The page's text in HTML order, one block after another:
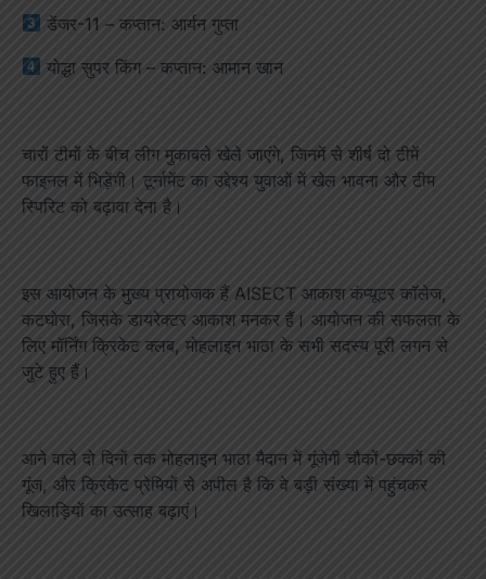
डेंजर-11 – कप्तान: आर्यन गुप्ता
योद्धा सुपर किंग – कप्तान: आमान खान
चारों टीमों के बीच लीग मुकाबले खेले जाएंगे, जिनमें से शीर्ष दो टीमें
फाइनल में भिड़ेंगी। टूर्नामेंट का उद्देश्य युवाओं में खेल भावना और टीम
स्पिरिट को बढ़ावा देना है।
इस आयोजन के मुख्य प्रायोजक हैं AISECT आकाश कंप्यूटर कॉलेज,
कटघोरा, जिसके डायरेक्टर आकाश मनकर हैं। आयोजन की सफलता के
लिए मॉर्निंग क्रिकेट क्लब, मोहलाइन भाठा के सभी सदस्य पूरी लगन से
जुटे हुए हैं।
आने वाले दो दिनों तक मोहलाइन भाठा मैदान में गूंजेगी चौकों-छक्कों की
गूंज, और क्रिकेट प्रेमियों से अपील है कि वे बड़ी संख्या में पहुंचकर
खिलाड़ियों का उत्साह बढ़ाएं।